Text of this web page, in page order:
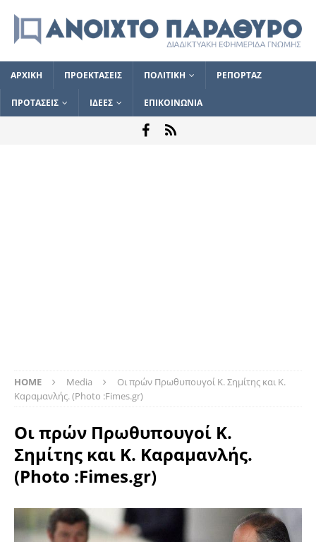
ΑΡΧΙΚΗ ΠΡΟΕΚΤΑΣΕΙΣ ΠΟΛΙΤΙΚΗ ΡΕΠΟΡΤΑΖ
ΠΡΟΤΑΣΕΙΣ ΙΔΕΕΣ ΕΠΙΚΟΙΝΩΝΙΑ
HOME Media
Οι πρών Πρωθυπουγοί Κ. Σημίτης και Κ.
Καραμανλής. (Photo :Fimes.gr)
Οι πρών Πρωθυπουγοί Κ.
Σημίτης και Κ. Καραμανλής.
(Photo :Fimes.gr)